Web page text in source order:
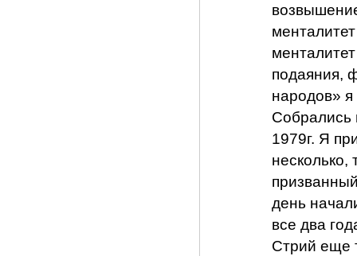
подаяния,
народов»
Собрались
1979г. Я
день
все два
Стрий еще